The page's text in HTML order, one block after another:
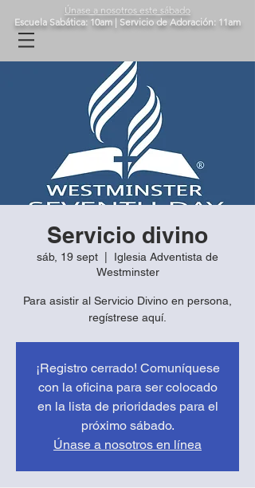
Únase a nosotros este sábado
Escuela Sabática: 10am | Servicio de Adoración: 11am
Servicio divino
sáb, 19 sept
Iglesia Adventista de
Westminster
Para asistir al Servicio Divino en persona,
regístrese aquí.
¡Registro cerrado! Comuníquese
con la oficina para ser colocado
en la lista de prioridades para el
próximo sábado.
Únase a nosotros en línea